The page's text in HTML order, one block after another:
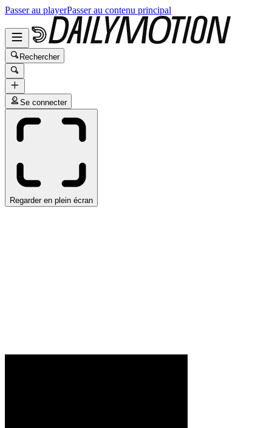
Passer au playerPasser au contenu principal
Rechercher
Se connecter
Regarder en plein écran